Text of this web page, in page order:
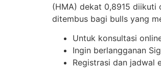
(HMA) dekat 0,8915 diikuti
ditembus bagi bulls yang
Untuk konsultasi
Ingin berlangganan
Registrasi dan jadwal